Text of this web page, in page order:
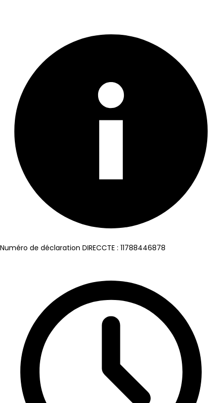
Numéro de déclaration DIRECCTE : 11788446878